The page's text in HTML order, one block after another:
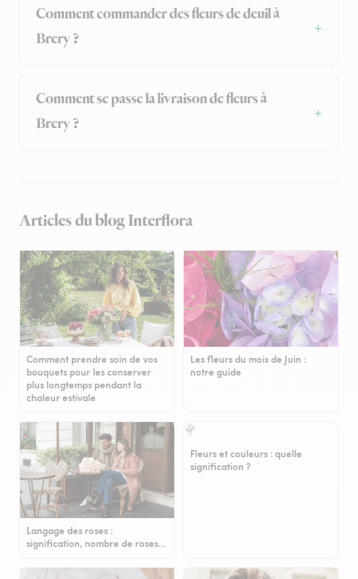
Comment commander des fleurs de deuil à
Brery ?
Comment se passe la livraison de fleurs à
Brery ?
Articles du blog Interflora
Comment prendre soin de vos
bouquets pour les conserver
plus longtemps pendant la
chaleur estivale
Les fleurs du mois de Juin :
notre guide
Langage des roses :
signification, nombre de roses…
Fleurs et couleurs : quelle
signification ?